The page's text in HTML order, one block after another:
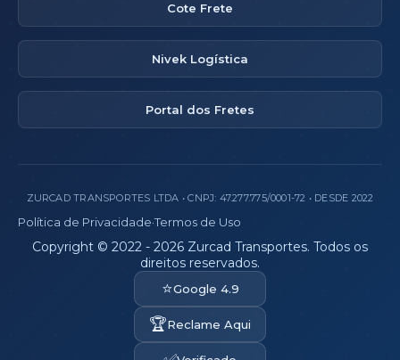
Cote Frete
Nivek Logística
Portal dos Fretes
ZURCAD TRANSPORTES LTDA • CNPJ: 47.277.775/0001-72 • DESDE 2022
Política de Privacidade·Termos de Uso
Copyright © 2022 - 2026 Zurcad Transportes. Todos os
direitos reservados.
⭐Google 4.9
🏆Reclame Aqui